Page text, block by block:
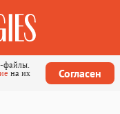
файлы.
на их
Согласен